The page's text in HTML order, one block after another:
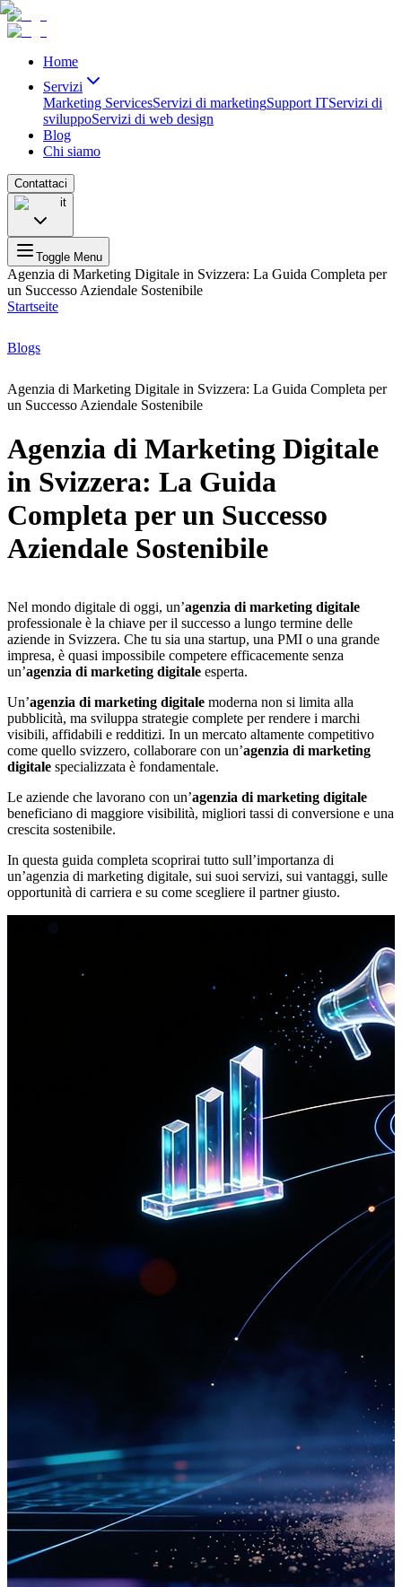
Home
Servizi
Marketing ServicesServizi di marketingSupport ITServizi di
sviluppoServizi di web design
Blog
Chi siamo
Contattaci
it
Toggle Menu
Agenzia di Marketing Digitale in Svizzera: La Guida Completa per
un Successo Aziendale Sostenibile
Startseite
Blogs
Agenzia di Marketing Digitale in Svizzera: La Guida Completa per
un Successo Aziendale Sostenibile
Agenzia di Marketing Digitale
in Svizzera: La Guida
Completa per un Successo
Aziendale Sostenibile
Nel mondo digitale di oggi, un’agenzia di marketing digitale
professionale è la chiave per il successo a lungo termine delle
aziende in Svizzera. Che tu sia una startup, una PMI o una grande
impresa, è quasi impossibile competere efficacemente senza
un’agenzia di marketing digitale esperta.
Un’agenzia di marketing digitale moderna non si limita alla
pubblicità, ma sviluppa strategie complete per rendere i marchi
visibili, affidabili e redditizi. In un mercato altamente competitivo
come quello svizzero, collaborare con un’agenzia di marketing
digitale specializzata è fondamentale.
Le aziende che lavorano con un’agenzia di marketing digitale
beneficiano di maggiore visibilità, migliori tassi di conversione e una
crescita sostenibile.
In questa guida completa scoprirai tutto sull’importanza di
un’agenzia di marketing digitale, sui suoi servizi, sui vantaggi, sulle
opportunità di carriera e su come scegliere il partner giusto.